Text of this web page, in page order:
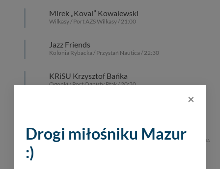
Mirek „Koval” Kowalewski
Wilkasy / Port AZS Wilkasy / 21:00
Jazz Friends
Kolonia Rybacka / Przystań Nautica / 22:30
KRiSU Krzysztof Bańka
Ogonki / Port Ognisty Ptak / 20:30
REKLAMA
×
Drogi miłośniku Mazur
:)